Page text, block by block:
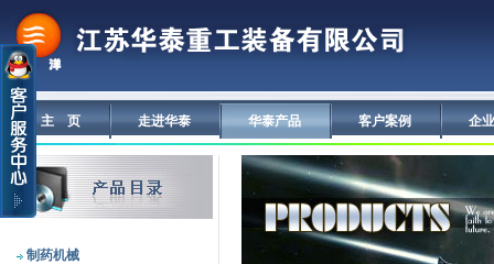
主 页 走进华泰 华泰产品 客户案例 企
制药机械